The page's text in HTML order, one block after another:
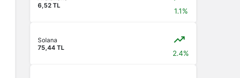
6,52 TL
1.1%
Solana
75,44 TL
2.4%